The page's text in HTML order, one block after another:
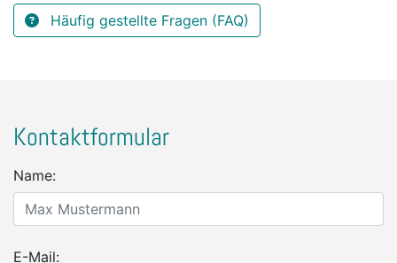
Häufig gestellte Fragen (FAQ)
Kontaktformular
Name:
E-Mail: